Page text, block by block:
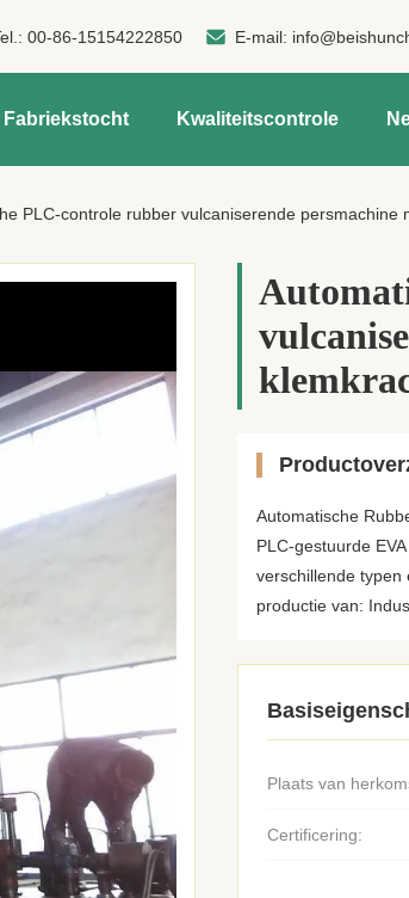
00-86-15154222850 E-mail:
Fabriekstocht Kwaliteitscontrole
PLC-controle rubber vulcaniserende
Automatische
PLC-gestuurde
verschillende typen
productie van:
Plaats van
Certificering: